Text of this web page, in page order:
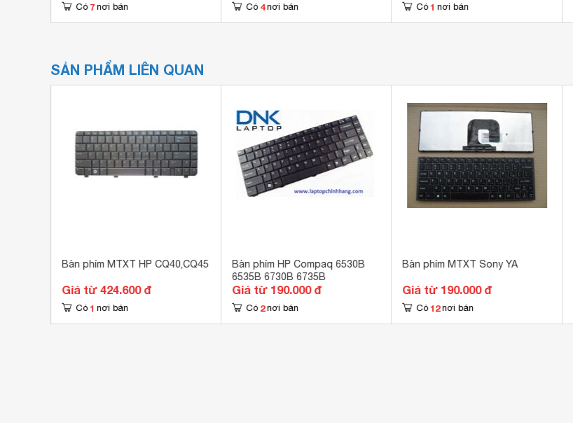
Có 7 nơi bán Có 4 nơi bán Có 1 nơi bán
SẢN PHẨM LIÊN QUAN
Bàn phím MTXT HP CQ40,CQ45
Giá từ 424.600 đ
Có 1 nơi bán
Bàn phím HP Compaq 6530B
6535B 6730B 6735B
Giá từ 190.000 đ
Có 2 nơi bán
Bàn phím MTXT Sony YA
Giá từ 190.000 đ
Có 12 nơi bán